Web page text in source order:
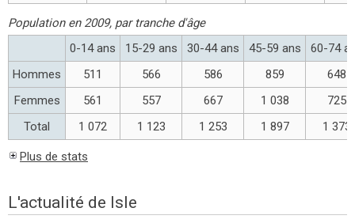
Population en 2009, par tranche d'âge
0-14 ans
15-29 ans 30-44 ans 45-59 ans
60-74
Hommes
511 566 586 859
648
Femmes
561 557 667 1 038
725
Total
1 072 1 123 1 253 1 897 1 373
Plus de stats
L'actualité de Isle